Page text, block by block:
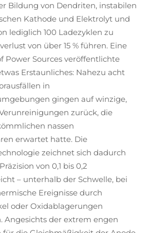
Bildung von Dendriten, instabilen
Kathode und Elektrolyt und
lediglich 100 Ladezyklen zu
von über 15 % führen. Eine
Power Sources veröffentlichte
Erstaunliches: Nahezu acht
in
gingen auf winzige,
zurück, die
nassen
erwartet hatte. Die
zeichnet sich dadurch
von 0,1 bis 0,2
– unterhalb der Schwelle, bei
Ereignisse durch
oder Oxidablagerungen
Angesichts der extrem engen